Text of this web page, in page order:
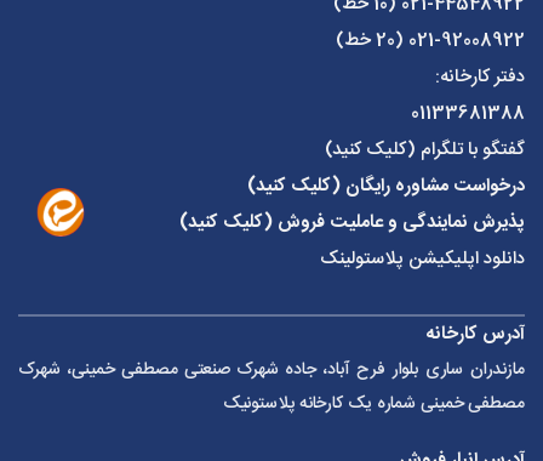
021-92008922 (20 خط)
دفتر کارخانه:
01133681388
گفتگو با تلگرام (کلیک کنید)
درخواست مشاوره رایگان (کلیک کنید)
پذیرش نمایندگی و عاملیت فروش (کلیک کنید)
دانلود اپلیکیشن پلاستولینک
آدرس کارخانه
مازندران ساری بلوار فرح آباد، جاده شهرک صنعتی مصطفی خمینی، شهرک
مصطفی خمینی شماره یک کارخانه پلاستونیک